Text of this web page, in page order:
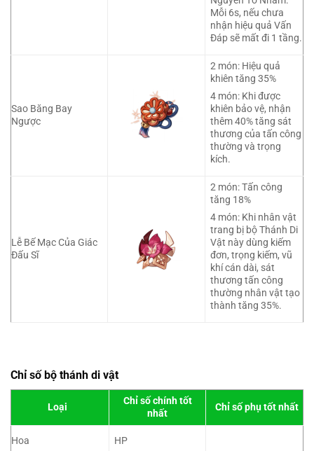
Mỗi 6s, nếu chưa
nhận hiệu quả Vấn
Đáp sẽ mất đi 1 tầng.
Sao Băng Bay
Ngược
2 món: Hiệu quả
khiên tăng 35%
4 món: Khi được
khiên bảo vệ, nhận
thêm 40% tăng sát
thương của tấn công
thường và trọng
kích.
Lễ Bế Mạc Của Giác
Đấu Sĩ
2 món: Tấn công
tăng 18%
4 món: Khi nhân vật
trang bị bộ Thánh Di
Vật này dùng kiếm
đơn, trọng kiếm, vũ
khí cán dài, sát
thương tấn công
thường nhân vật tạo
thành tăng 35%.
Chỉ số bộ thánh di vật
Loại
Chỉ số chính tốt
nhất
Chỉ số phụ tốt nhất
Hoa
HP